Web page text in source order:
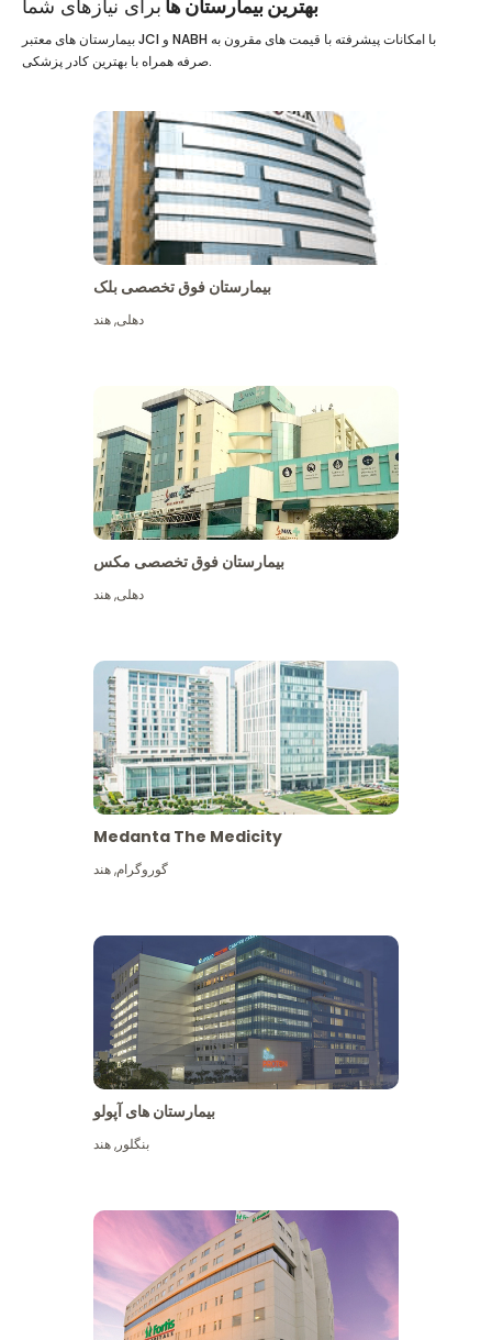
بهترین بیمارستان ها برای نیازهای شما
بیمارستان های معتبر JCI و NABH با امکانات پیشرفته با قیمت های مقرون به
صرفه همراه با بهترین کادر پزشکی.
بیمارستان فوق تخصصی بلک
دهلی,هند
بیمارستان فوق تخصصی مکس
دهلی,هند
Medanta The Medicity
گوروگرام,هند
بیمارستان های آپولو
بنگلور,هند